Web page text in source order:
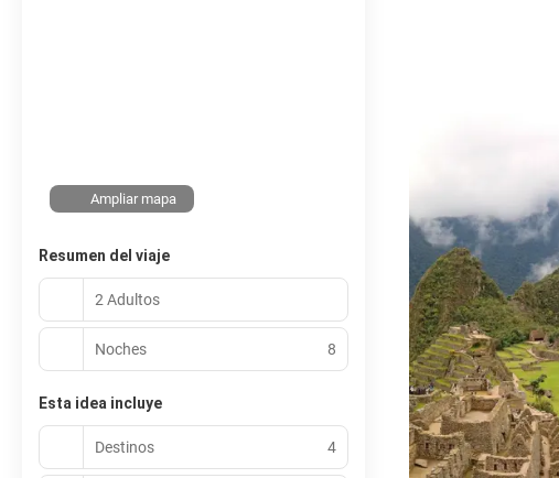
Ampliar mapa
Resumen del viaje
2 Adultos
Noches 8
Esta idea incluye
Destinos 4